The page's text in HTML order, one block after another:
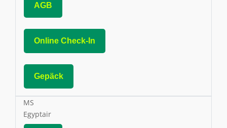
AGB
Online Check-In
Gepäck
MS
Egyptair